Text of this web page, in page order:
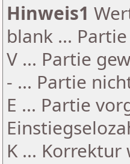
Hinweis1
blank ...
V ... Partie
- ... Partie
E ... Partie
K ...